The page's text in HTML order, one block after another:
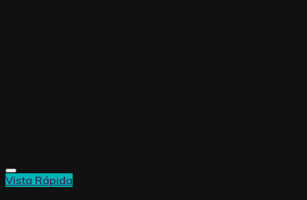
Vista Rápida